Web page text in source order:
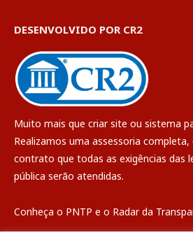
DESENVOLVIDO POR CR2
Muito mais que criar site ou sistema
Realizamos uma assessoria completa,
contrato que todas as exigências das
pública serão atendidas.
Conheça o PNTP e o Radar da